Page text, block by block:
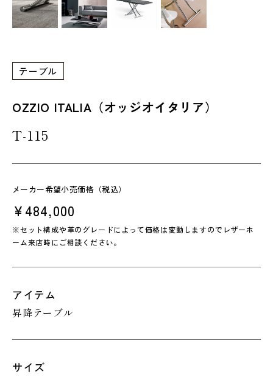
テーブル
OZZIO ITALIA（オッジオイタリア）
T-115
メーカー希望小売価格（税込）
¥484,000
※セット構成や革のグレードによって価格は変動しますのでレザーホ
ーム来店時にご相談ください。
アイテム
昇降テーブル
サイズ